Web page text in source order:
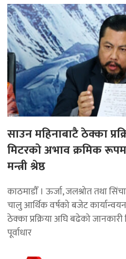
साउन महिनाबाटै ठेक्का
मिटरको अभाव क्रमिक
मन्त्री श्रेष्ठ
काठमाडाैँ । ऊर्जा, जलश्रोत तथा
चालु आर्थिक वर्षको बजेट
ठेक्का प्रक्रिया अघि बढेको
पूर्वाधार